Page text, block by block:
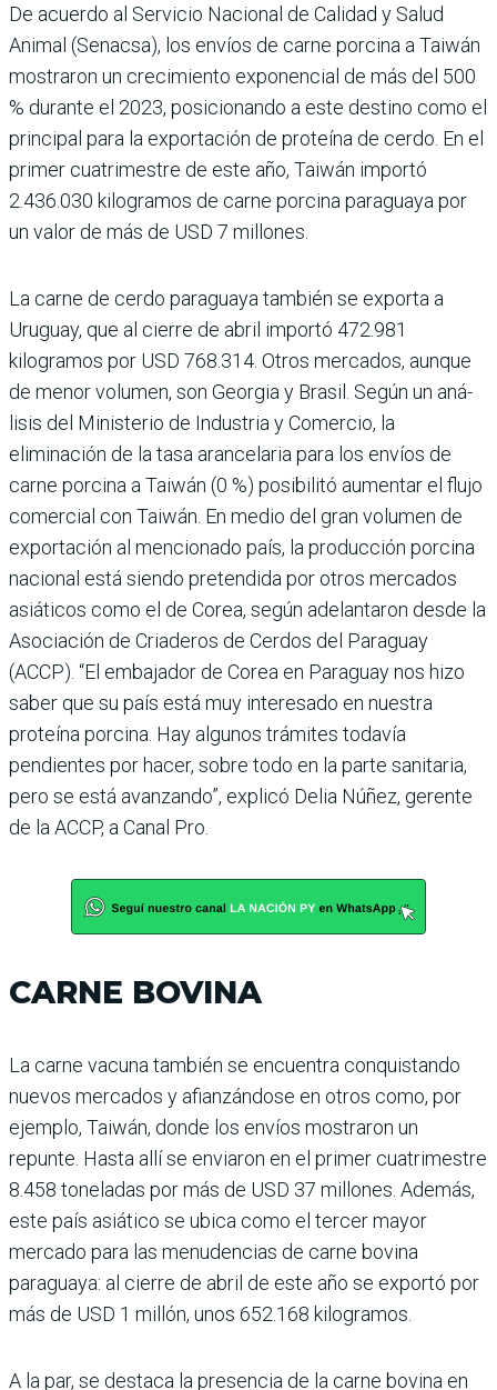
De acuerdo al Servicio Nacional de Cali­dad y Salud
Animal (Senacsa), los envíos de carne porcina a Taiwán
mostraron un creci­miento exponencial de más del 500
% durante el 2023, posi­cionando a este destino como el
principal para la exportación de proteína de cerdo. En el
pri­mer cuatrimestre de este año, Taiwán importó
2.436.030 kilogramos de carne porcina paraguaya por
un valor de más de USD 7 millones.
La carne de cerdo paraguaya también se exporta a
Uruguay, que al cierre de abril importó 472.981
kilogramos por USD 768.314. Otros mercados, aun­que
de menor volumen, son Georgia y Brasil. Según un aná­
lisis del Ministerio de Indus­tria y Comercio, la
eliminación de la tasa arancelaria para los envíos de
carne porcina a Tai­wán (0 %) posibilitó aumentar el flujo
comercial con Taiwán. En medio del gran volumen de
exportación al mencionado país, la producción porcina
nacional está siendo preten­dida por otros mercados
asiá­ticos como el de Corea, según adelantaron desde la
Asocia­ción de Criaderos de Cerdos del Paraguay
(ACCP). “El embaja­dor de Corea en Paraguay nos hizo
saber que su país está muy interesado en nuestra
proteína porcina. Hay algunos trámites todavía
pendientes por hacer, sobre todo en la parte sanita­ria,
pero se está avanzando”, explicó Delia Núñez, gerente
de la ACCP, a Canal Pro.
CARNE BOVINA
La carne vacuna también se encuentra conquistando
nue­vos mercados y afianzándose en otros como, por
ejemplo, Taiwán, donde los envíos mos­traron un
repunte. Hasta allí se enviaron en el primer cua­trimestre
8.458 toneladas por más de USD 37 millones. Ade­más,
este país asiático se ubica como el tercer mayor
mercado para las menudencias de carne bovina
paraguaya: al cierre de abril de este año se exportó por
más de USD 1 millón, unos 652.168 kilogramos.
A la par, se destaca la presencia de la carne bovina en